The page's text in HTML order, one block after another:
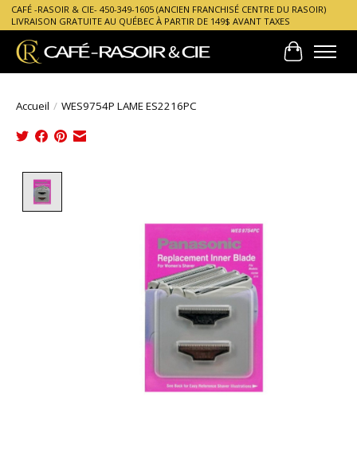
CAFÉ -RASOIR & CIE- 450-349-1605 (ANCIEN FRANCHISÉ CENTRE DU RASOIR)
LIVRAISON GRATUITE AU QUÉBEC À PARTIR DE 149$ AVANT TAXES
Panier
Accueil / WES9754P LAME ES2216PC